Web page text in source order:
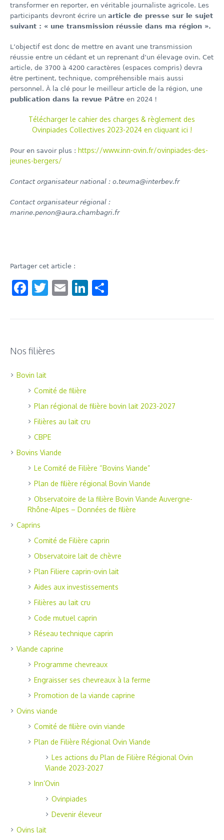
transformer en reporter, en véritable journaliste agricole. Les
participants devront écrire unarticle de presse sur le sujet
suivant : « une transmission réussie dans ma région ».
L’objectif est donc de mettre en avant une transmission
réussie entre un cédant et un reprenant d’un élevage ovin. Cet
article, de 3700 à 4200 caractères (espaces compris) devra
être pertinent, technique, compréhensible mais aussi
personnel. À la clé pour le meilleur article de la région, une
publication dans la revue Pâtre en 2024 !
Télécharger le cahier des charges & règlement des
Ovinpiades Collectives 2023-2024 en cliquant ici !
Pour en savoir plus : https://www.inn-ovin.fr/ovinpiades-des-
jeunes-bergers/
Contact organisateur national :o.teuma@interbev.fr
Contact organisateur régional :
marine.penon@aura.chambagri.fr
Partager cet article :
Facebook
Twitter
EmailLinkedIn
Nos filières
Bovin lait
Comité de filière
Plan régional de filière bovin lait 2023-2027
Filières au lait cru
CBPE
Bovins Viande
Le Comité de Filière “Bovins Viande”
Plan de filière régional Bovin Viande
Observatoire de la filière Bovin Viande Auvergne-
Rhône-Alpes – Données de filière
Caprins
Comité de Filière caprin
Observatoire lait de chèvre
Plan Filiere caprin-ovin lait
Aides aux investissements
Filières au lait cru
Code mutuel caprin
Réseau technique caprin
Viande caprine
Programme chevreaux
Engraisser ses chevreaux à la ferme
Promotion de la viande caprine
Ovins viande
Comité de filière ovin viande
Plan de Filière Régional Ovin Viande
Les actions du Plan de Filière Régional Ovin
Viande 2023-2027
Inn’Ovin
Ovinpiades
Devenir éleveur
Ovins lait